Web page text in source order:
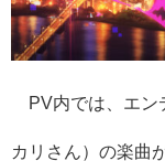
PV内では、エン
カリさん）の楽曲